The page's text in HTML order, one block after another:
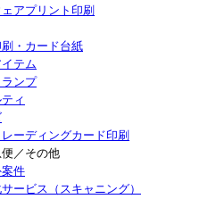
アプリント印刷
・カード台紙
テム
ンプ
ィ
ーディングカード印刷
／その他
件
ービス（スキャニング）